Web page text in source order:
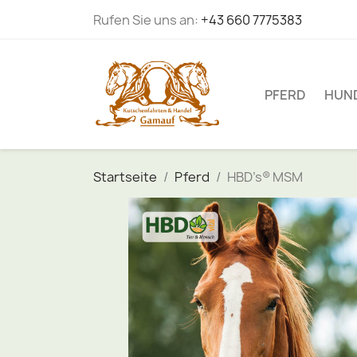
Rufen Sie uns an: +43 660 7775383
PFERD
Startseite Pferd HBD’s® MSM